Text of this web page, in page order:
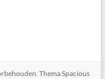
ThemaSpacious